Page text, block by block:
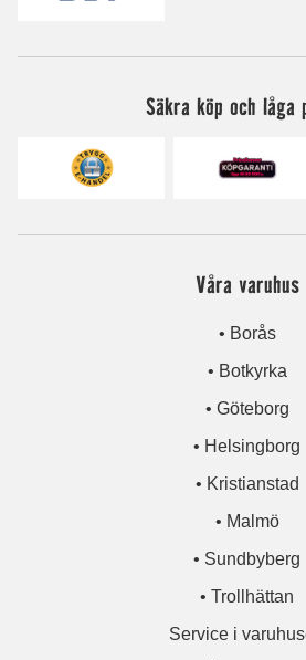
Säkra köp och låga
Våra varuhus
• Borås
• Botkyrka
• Göteborg
• Helsingborg
• Kristianstad
• Malmö
• Sundbyberg
• Trollhättan
Service i